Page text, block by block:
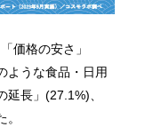
価格の安さ」
ような食品・日用
長」(27.1%)、